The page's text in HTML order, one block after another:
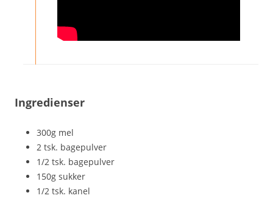
Ingredienser
300g mel
2 tsk. bagepulver
1/2 tsk. bagepulver
150g sukker
1/2 tsk. kanel